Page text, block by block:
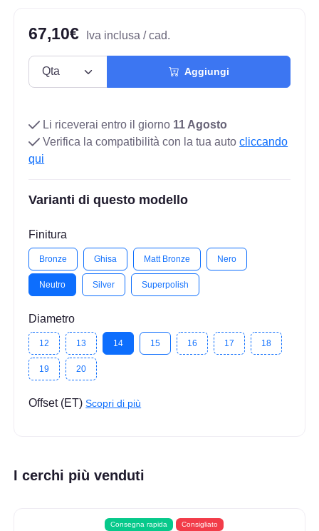
67,10€ Iva inclusa / cad.
Aggiungi
Li riceverai entro il giorno 11 Agosto
Verifica la compatibilità con la tua autocliccando
qui
Varianti di questo modello
Finitura
Bronze Ghisa Matt Bronze Nero
Neutro Silver Superpolish
Diametro
12 13 14 15 16 17 18
19 20
Offset (ET)Scopri di più
I cerchi più venduti
Consegna rapida Consigliato